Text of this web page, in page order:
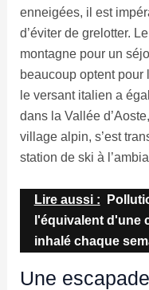
enneigées, il est
d’éviter de grelotter.
montagne pour un
beaucoup optent pour
le versant italien a
dans la Vallée d’Aoste,
village alpin, s’est
station de ski à
Lire aussi :
l'équivalent d'une
inhalé chaque
Une